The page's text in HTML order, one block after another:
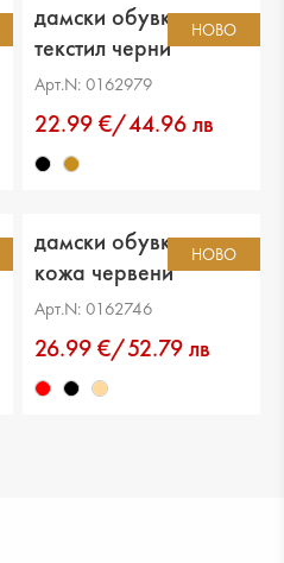
НОВО
дамски обувки
текстил черни
Арт.N: 0162979
22.99 €/44.96 лв
НОВО
дамски обувки еко
кожа червени
Арт.N: 0162746
26.99 €/52.79 лв